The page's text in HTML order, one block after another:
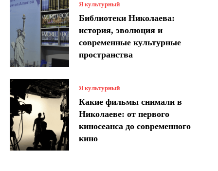
Я культурный
Библиотеки Николаева:
история, эволюция и
современные культурные
пространства
Я культурный
Какие фильмы снимали в
Николаеве: от первого
киносеанса до современного
кино